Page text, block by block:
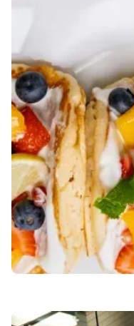
WAF-WAF
NOVÉ
KTERÉ
August 20, 2024